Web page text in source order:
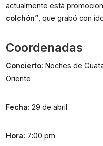
actualmente está
colchón” , que grabó con
Coordenadas
Concierto: Noches de
Oriente
Fecha: 29 de abril
Hora: 7:00 pm